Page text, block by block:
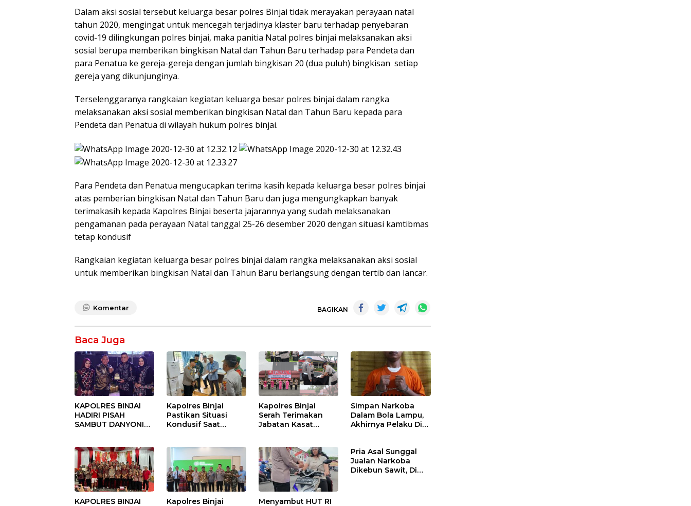
Dalam aksi sosial tersebut keluarga besar polres Binjai tidak merayakan perayaan natal
tahun 2020, mengingat untuk mencegah terjadinya klaster baru terhadap penyebaran
covid-19 dilingkungan polres binjai, maka panitia Natal polres binjai melaksanakan aksi
sosial berupa memberikan bingkisan Natal dan Tahun Baru terhadap para Pendeta dan
para Penatua ke gereja-gereja dengan jumlah bingkisan 20 (dua puluh) bingkisan setiap
gereja yang dikunjunginya.
Terselenggaranya rangkaian kegiatan keluarga besar polres binjai dalam rangka
melaksanakan aksi sosial memberikan bingkisan Natal dan Tahun Baru kepada para
Pendeta dan Penatua di wilayah hukum polres binjai.
Para Pendeta dan Penatua mengucapkan terima kasih kepada keluarga besar polres binjai
atas pemberian bingkisan Natal dan Tahun Baru dan juga mengungkapkan banyak
terimakasih kepada Kapolres Binjai beserta jajarannya yang sudah melaksanakan
pengamanan pada perayaan Natal tanggal 25-26 desember 2020 dengan situasi kamtibmas
tetap kondusif
Rangkaian kegiatan keluarga besar polres binjai dalam rangka melaksanakan aksi sosial
untuk memberikan bingkisan Natal dan Tahun Baru berlangsung dengan tertib dan lancar.
Komentar BAGIKAN
Baca Juga
KAPOLRES BINJAI
HADIRI PISAH
SAMBUT DANYONIF
POLRI
Kapolres Binjai
Pastikan Situasi
Kondusif Saat
Hulu-I
Kapolres Binjai
Serah Terimakan
Jabatan Kasat
Utara
Simpan Narkoba
Dalam Bola Lampu,
Akhirnya Pelaku Di
KAPOLRES BINJAI
Kapolres Binjai
Menyambut HUT RI
Pria Asal Sunggal
Jualan Narkoba
Dikebun Sawit, Di